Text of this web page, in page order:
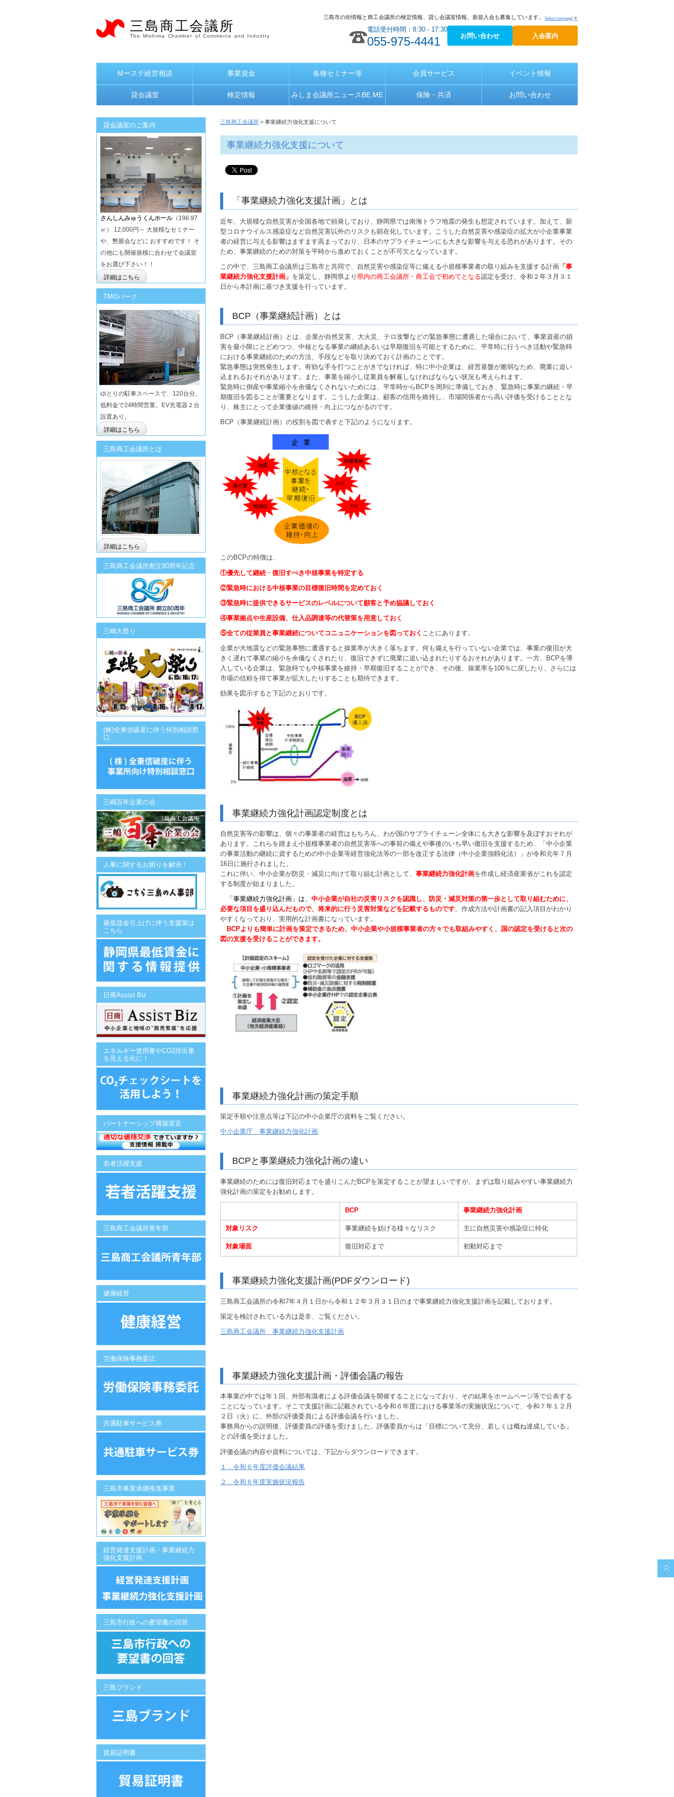
三島商工会議所
The Mishima Chamber of Commerce and Industry
Select Language ▼
三島市の街情報と商工会議所の検定情報、貸し会議室情報。新規入会も募集しています。
電話受付時間：8:30 - 17:30
055-975-4441 お問い合わせ 入会案内
Mーステ経営相談 事業資金 各種セミナー等 会員サービス イベント情報
貸会議室 検定情報 みしま会議所ニュースBE.ME 保険・共済 お問い合わせ
三島商工会議所 > 事業継続力強化支援について
事業継続力強化支援について
「事業継続力強化支援計画」とは
近年、大規模な自然災害が全国各地で頻発しており、静岡県では南海トラフ地震の発生も想定されています。加えて、新
型コロナウイルス感染症など自然災害以外のリスクも顕在化しています。こうした自然災害や感染症の拡大が小企業事業
者の経営に与える影響はますます高まっており、日本のサプライチェーンにも大きな影響を与える恐れがあります。その
ため、事業継続のための対策を平時から進めておくことが不可欠となっています。
この中で、三島商工会議所は三島市と共同で、自然災害や感染症等に備える小規模事業者の取り組みを支援する計画 「事
業継続力強化支援計画」 を策定し、静岡県より 県内の商工会議所・商工会で初めてとなる認定を受け、令和２年３月３１
日から本計画に基づき支援を行っています。
BCP（事業継続計画）とは
BCP（事業継続計画）とは、企業が自然災害、大火災、テロ攻撃などの緊急事態に遭遇した場合において、事業資産の損
害を最小限にとどめつつ、中核となる事業の継続あるいは早期復旧を可能とするために、平常時に行うべき活動や緊急時
における事業継続のための方法、手段などを取り決めておく計画のことです。
緊急事態は突然発生します。有効な手を打つことがきでなければ、特に中小企業は、経営基盤が脆弱なため、廃業に追い
込まれるおそれがあります。また、事業を縮小し従業員を解雇しなければならない状況も考えられます。
緊急時に倒産や事業縮小を余儀なくされないためには、平常時からBCPを周到に準備しておき、緊急時に事業の継続・早
期復旧を図ることが重要となります。こうした企業は、顧客の信用を維持し、市場関係者から高い評価を受けることとな
り、株主にとって企業価値の維持・向上につながるのです。
BCP（事業継続計画）の役割を図で表すと下記のようになります。
このBCPの特徴は、
①優先して継続・復旧すべき中核事業を特定する
②緊急時における中核事業の目標復旧時間を定めておく
③緊急時に提供できるサービスのレベルについて顧客と予め協議しておく
④事業拠点や生産設備、仕入品調達等の代替策を用意しておく
⑤全ての従業員と事業継続についてコニュニケーションを図っておく ことにあります。
企業が大地震などの緊急事態に遭遇すると操業率が大きく落ちます。何も備えを行っていない企業では、事業の復旧が大
きく遅れて事業の縮小を余儀なくされたり、復旧できずに廃業に追い込まれたりするおそれがあります。一方、BCPを導
入している企業は、緊急時でも中核事業を維持・早期復旧することができ、その後、操業率を100％に戻したり、さらには
市場の信頼を得て事業が拡大したりすることも期待できます。
効果を図示すると下記のとおりです。
事業継続力強化計画認定制度とは
自然災害等の影響は、個々の事業者の経営はもちろん、わが国のサプライチェーン全体にも大きな影響を及ぼすおそれが
あります。これらを踏まえ小規模事業者の自然災害等への事前の備えや事後のいち早い復旧を支援するため、「中小企業
の事業活動の継続に資するための中小企業等経営強化法等の一部を改正する法律（中小企業強靱化法）」が令和元年７月
16日に施行されました。
これに伴い、中小企業が防災・減災に向けて取り組む計画として、事業継続力強化計画を作成し経済産業省がこれを認定
する制度が始まりました。
「事業継続力強化計画」は、中小企業が自社の災害リスクを認識し、防災・減災対策の第一歩として取り組むために、
必要な項目を盛り込んだもので、将来的に行う災害対策などを記載するものです。作成方法や計画書の記入項目がわかり
やすくなっており、実用的な計画書になっています。
BCPよりも簡単に計画を策定できるため、中小企業や小規模事業者の方々でも取組みやすく、国の認定を受けると次の
図の支援を受けることができます。
事業継続力強化計画の策定手順
策定手順や注意点等は下記の中小企業庁の資料をご覧ください。
中小企業庁 事業継続力強化計画
BCPと事業継続力強化計画の違い
事業継続のためには復旧対応までを盛りこんだBCPを策定することが望ましいですが、まずは取り組みやすい事業継続力
強化計画の策定をお勧めします。
BCP 事業継続力強化計画
対象リスク 事業継続を妨げる様々なリスク 主に自然災害や感染症に特化
対象場面 復旧対応まで 初動対応まで
事業継続力強化支援計画(PDFダウンロード)
三島商工会議所の令和7年４月１日から令和１２年３月３１日のまで事業継続力強化支援計画を記載しております。
策定を検討されている方は是非、ご覧ください。
三島商工会議所 事業継続力強化支援計画
事業継続力強化支援計画・評価会議の報告
本事業の中では年１回、外部有識者による評価会議を開催することになっており、その結果をホームページ等で公表する
ことになっています。そこで支援計画に記載されている令和６年度における事業等の実施状況について、令和７年１２月
２日（火）に、外部の評価委員による評価会議を行いました。
事務局からの説明後、評価委員の評価を受けました。評価委員からは「目標について充分、若しくは概ね達成している」
との評価を受けました。
評価会議の内容や資料については、下記からダウンロードできます。
１．令和６年度評価会議結果
２．令和６年度実施状況報告
貸会議室のご案内
さんしんみゅうくんホール（196.97
㎡） 12,000円～ 大規模なセミナー
や、懇親会などに おすすめです！ そ
の他にも開催規模に合わせて会議室
をお選び下さい！！
詳細はこちら
TMOパーク
ゆとりの駐車スペースで、120台分。
低料金で24時間営業。EV充電器２台
設置あり。
詳細はこちら
三島商工会議所とは
詳細はこちら
三島商工会議所創立80周年記念
三嶋大祭り
(株)全東信破産に伴う特別相談窓
口
三嶋百年企業の会
人事に関するお困りを解決！
最低賃金引上げに伴う支援策は
こちら
日商Assist Biz
エネルギー使用量やCO2排出量
を見える化に！
パートナーシップ構築宣言
若者活躍支援
三島商工会議所青年部
健康経営
労働保険事務委託
共通駐車サービス券
三島市事業承継推進事業
経営発達支援計画・事業継続力
強化支援計画
三島市行政への要望書の回答
三島ブランド
貿易証明書